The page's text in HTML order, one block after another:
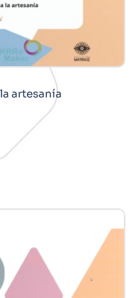
artesanía